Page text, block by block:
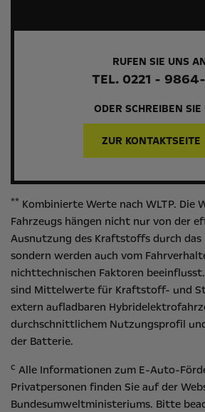
RUFEN SIE UNS
TEL. 0221 -
ODER SCHREIBEN SIE
ZUR KONTAKTSEITE
** Kombinierte Werte nach WLTP. Die
Fahrzeugs hängen nicht nur von der
Ausnutzung des Kraftstoffs durch das
sondern werden auch vom
nichttechnischen Faktoren
sind Mittelwerte für Kraftstoff- und
extern aufladbaren
durchschnittlichem Nutzungsprofil
der Batterie.
c Alle Informationen zum E-Auto-
Privatpersonen finden Sie auf der
Bundesumweltministeriums. Bitte